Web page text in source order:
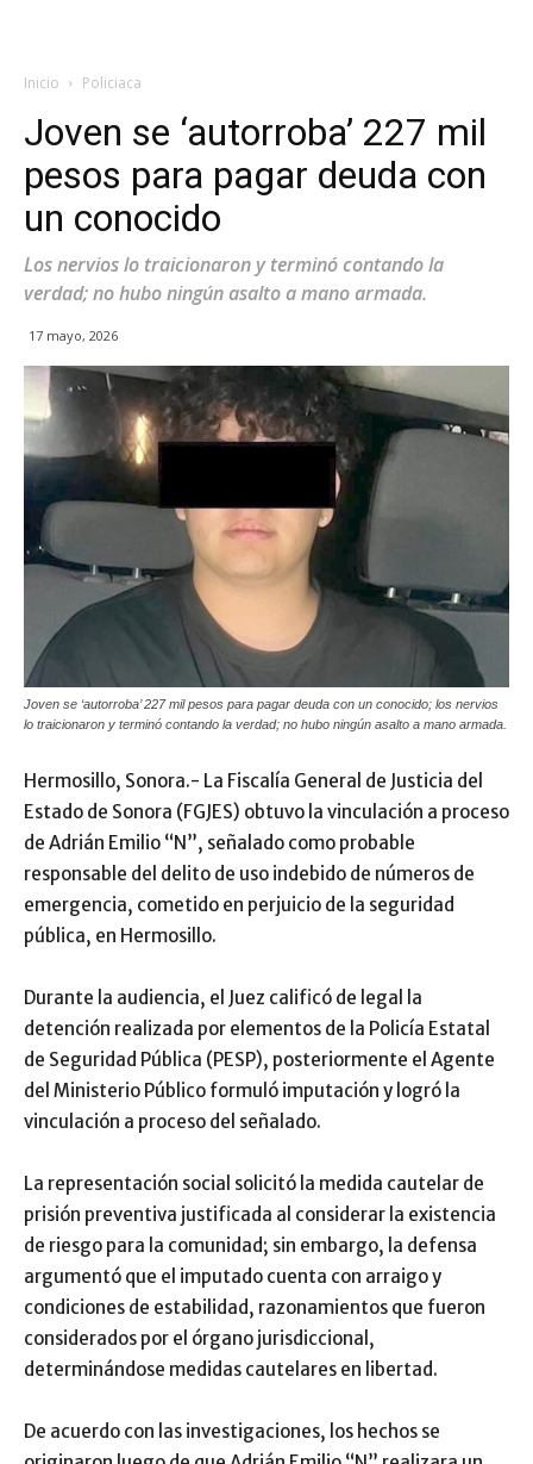
Inicio Policiaca
Joven se ‘autorroba’ 227 mil
pesos para pagar deuda con
un conocido
Los nervios lo traicionaron y terminó contando la
verdad; no hubo ningún asalto a mano armada.
17 mayo, 2026
Joven se ‘autorroba’ 227 mil pesos para pagar deuda con un conocido; los nervios
lo traicionaron y terminó contando la verdad; no hubo ningún asalto a mano armada.
Hermosillo, Sonora.- La Fiscalía General de Justicia del
Estado de Sonora (FGJES) obtuvo la vinculación a proceso
de Adrián Emilio “N”, señalado como probable
responsable del delito de uso indebido de números de
emergencia, cometido en perjuicio de la seguridad
pública, en Hermosillo.
Durante la audiencia, el Juez calificó de legal la
detención realizada por elementos de la Policía Estatal
de Seguridad Pública (PESP), posteriormente el Agente
del Ministerio Público formuló imputación y logró la
vinculación a proceso del señalado.
La representación social solicitó la medida cautelar de
prisión preventiva justificada al considerar la existencia
de riesgo para la comunidad; sin embargo, la defensa
argumentó que el imputado cuenta con arraigo y
condiciones de estabilidad, razonamientos que fueron
considerados por el órgano jurisdiccional,
determinándose medidas cautelares en libertad.
De acuerdo con las investigaciones, los hechos se